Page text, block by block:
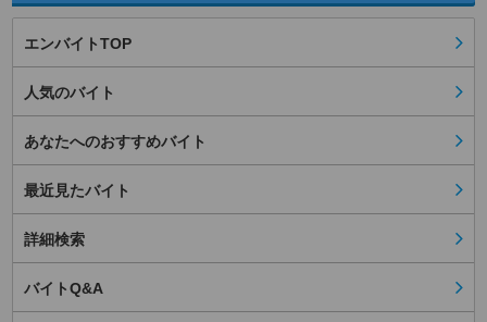
エンバイトTOP
人気のバイト
あなたへのおすすめバイト
最近見たバイト
詳細検索
バイトQ&A